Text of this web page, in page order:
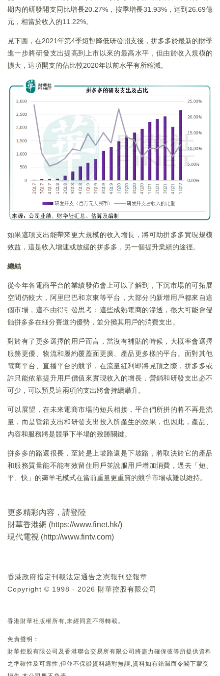
期内的研發開支同比增長20.27%，按季增長31.93%，達到26.69億
元，相當於收入的11.22%。
見下圖，在2021年第4季短暫降低研發開支後，拼多多於最新的財季
進一步將研發支出提高到上市以來的最高水平，但由於收入規模的
擴大，這項開支的佔比較2020年以前水平有所縮減。
如果這項支出能帶來更大規模的收入增長，將可助拼多多實現規模
效益，這是收入增速或放緩的拼多多，另一個提升業績的途徑。
總結
從今年各電商平台的業績發佈會上可以了解到，下沉市場的可拓展
空間仍較大，阿里巴巴和京東等平台，大部分的新增用戶都來自這
個市場，這不由得引發思考：這些成熟電商的滲透，很大可能會侵
蝕拼多多在細分賽道的優勢，並分攤其用戶的消費支出。
對於有了更多選擇的用戶而言，當沒有補貼的時候，大概率會選擇
服務更優、物流和履約覆蓋面更廣、產品更多樣的平台。面對其他
電商平台、直播平台的競爭，在流量紅利即將見頂之際，拼多多或
許只能依靠提升用戶價值來實現收入的增長，營銷和研發支出必不
可少，可以預見這兩項的支出將會持續攀升。
可以展望，在未來電商市場的短兵相接，平台們所拼的將不再是流
量，而是營銷支出和研發支出投入所產生的效果，也因此，產品、
内容和服務將是競爭下半場的致勝關鍵。
拼多多的路還很長，至於是上坡路還是下坡路，將取決於它的產品
和服務質量能不能有效留住用戶並說服用戶增加消費，過去「短、
平、快」的薅羊毛模式在當前重量更重質的競爭市場或難以維持。
更多精彩內容，請登陸
財華香港網 (https://www.finet.hk/)
現代電視 (http://www.fintv.com)
香港政府指定刊載法定通告之憲報刊登報章
Copyright © 1998 - 2026 財華控股有限公司
香港財華社版權所有,未經同意不得轉載。
免責聲明：
財華控股有限公司及香港聯合交易所有限公司將盡力確保彼等所提供資料
之準確性及可靠性,但並不保證資料絕對無誤,資料如有錯漏而令閣下蒙受